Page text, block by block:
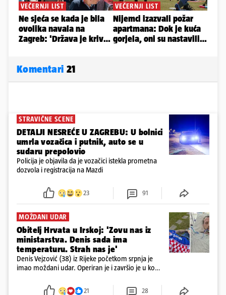
Komentari 21
STRAVIČNE SCENE
DETALJI NESREĆE U ZAGREBU: U bolnici
umrla vozačica i putnik, auto se u
sudaru prepolovio
Policija je objavila da je vozačici istekla prometna
dozvola i registracija na Mazdi
23 91
MOŽDANI UDAR
Obitelj Hrvata u Irskoj: 'Zovu nas iz
ministarstva. Denis sada ima
temperaturu. Strah nas je'
Denis Vejzović (38) iz Rijeke početkom srpnja je
imao moždani udar. Operiran je i završio je u komi.
tamošnji liječnici ne vjeruju u oporavak: 'Imamo
21 28